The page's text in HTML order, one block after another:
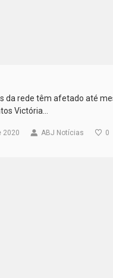
da rede têm afetado até
Victória…
2020 ABJ Notícias 0